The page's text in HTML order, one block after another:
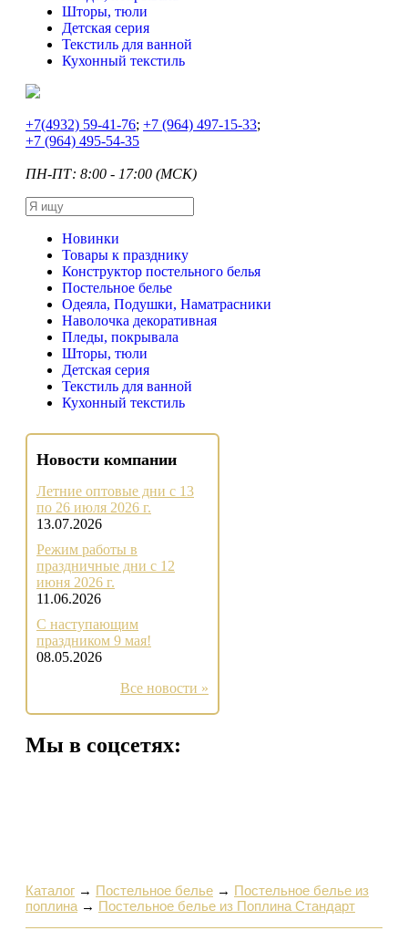
Шторы, тюли
Детская серия
Текстиль для ванной
Кухонный текстиль
+7(4932) 59-41-76; +7 (964) 497-15-33;
+7 (964) 495-54-35
ПН-ПТ: 8:00 - 17:00 (МСК)
Новинки
Товары к празднику
Конструктор постельного белья
Постельное белье
Одеяла, Подушки, Наматрасники
Наволочка декоративная
Пледы, покрывала
Шторы, тюли
Детская серия
Текстиль для ванной
Кухонный текстиль
Новости компании
Летние оптовые дни с 13
по 26 июля 2026 г.
13.07.2026
Режим работы в
праздничные дни с 12
июня 2026 г.
11.06.2026
С наступающим
праздником 9 мая!
08.05.2026
Все новости »
Мы в соцсетях:
Каталог → Постельное белье → Постельное белье из
поплина → Постельное белье из Поплина Стандарт